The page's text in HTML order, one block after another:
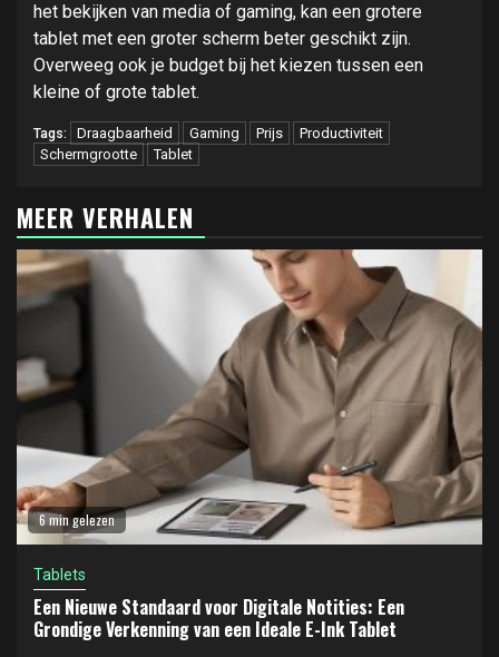
het bekijken van media of gaming, kan een grotere
tablet met een groter scherm beter geschikt zijn.
Overweeg ook je budget bij het kiezen tussen een
kleine of grote tablet.
Tags: Draagbaarheid Gaming Prijs
Productiviteit
Schermgrootte
Tablet
MEER VERHALEN
6 min gelezen
Tablets
Een Nieuwe Standaard voor Digitale Notities: Een
Grondige Verkenning van een Ideale E-Ink Tablet